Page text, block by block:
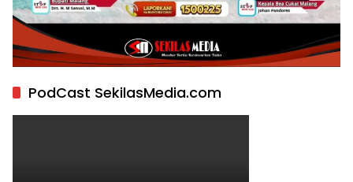
PodCast SekilasMedia.com